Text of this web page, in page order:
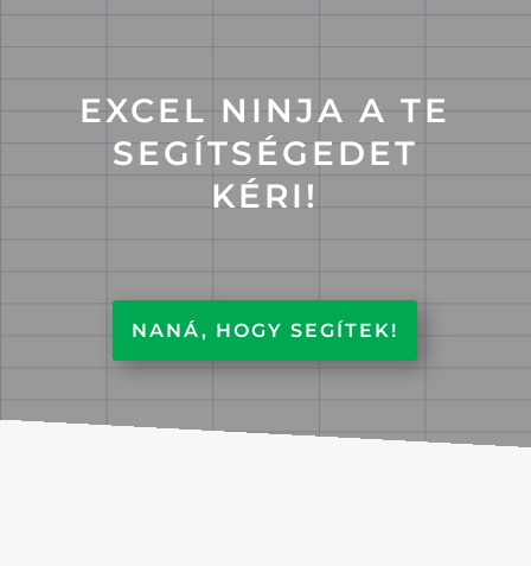
EXCEL NINJA A TE
SEGÍTSÉGEDET
KÉRI!
NANÁ, HOGY SEGÍTEK!